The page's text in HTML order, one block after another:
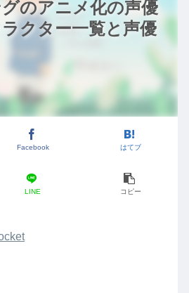
のアニメ化の声優
クター一覧と声優
Facebook はてブ
LINE コピー